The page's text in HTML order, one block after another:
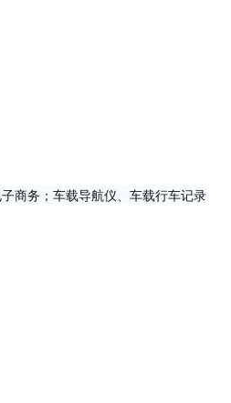
商务；车载导航仪、车载行车记录